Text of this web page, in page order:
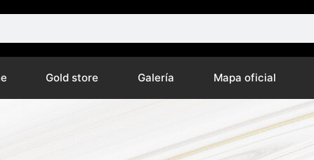
Gold store Galería Mapa oficial